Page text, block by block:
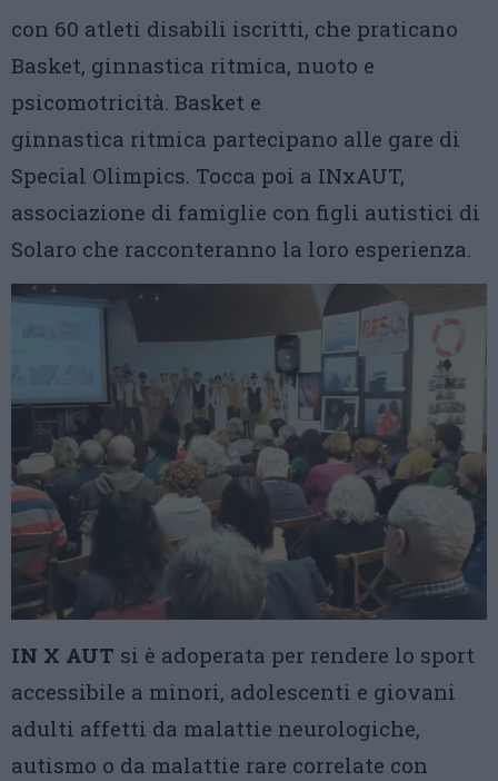
con 60 atleti disabili iscritti, che praticano
Basket, ginnastica ritmica, nuoto e
psicomotricità. Basket e
ginnastica ritmica partecipano alle gare di
Special Olimpics. Tocca poi a INxAUT,
associazione di famiglie con figli autistici di
Solaro che racconteranno la loro esperienza.
IN X AUT si è adoperata per rendere lo sport
accessibile a minori, adolescenti e giovani
adulti affetti da malattie neurologiche,
autismo o da malattie rare correlate con